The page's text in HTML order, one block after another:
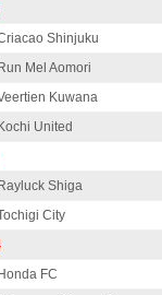
Shinjuku
Run Mel Aomori
Kuwana
Kochi United
Rayluck Shiga
City
Honda FC